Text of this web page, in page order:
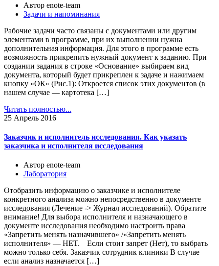
Автор enote-team
Задачи и напоминания
Рабочие задачи часто связаны с документами или другим
элементами в программе, при их выполнении нужна
дополнительная информация. Для этого в программе есть
возможность прикрепить нужный документ к заданию. При
создании задания в строке «Основание» выбираем вид
документа, который будет прикреплен к задаче и нажимаем
кнопку «ОК» (Рис.1): Откроется список этих документов (в
нашем случае — картотека […]
Читать полностью...
25 Апрель 2016
Заказчик и исполнитель исследования. Как указать
заказчика и исполнителя исследования
Автор enote-team
Лаборатория
Отобразить информацию о заказчике и исполнителе
конкретного анализа можно непосредственно в документе
исследования (Лечение -> Журнал исследований). Обратите
внимание! Для выбора исполнителя и назначающего в
документе исследования необходимо настроить права
«Запретить менять назначившего» /«Запретить менять
исполнителя» — НЕТ. Если стоит запрет (Нет), то выбрать
можно только себя. Заказчик сотрудник клиники В случае
если анализ назначается […]